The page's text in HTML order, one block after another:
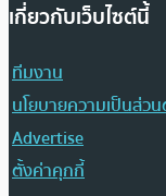
เกี่ยวกับเว็บไซต์นี้
ทีมงาน
นโยบายความเป็นส่ว
Advertise
ตั้งค่าคุกกี้